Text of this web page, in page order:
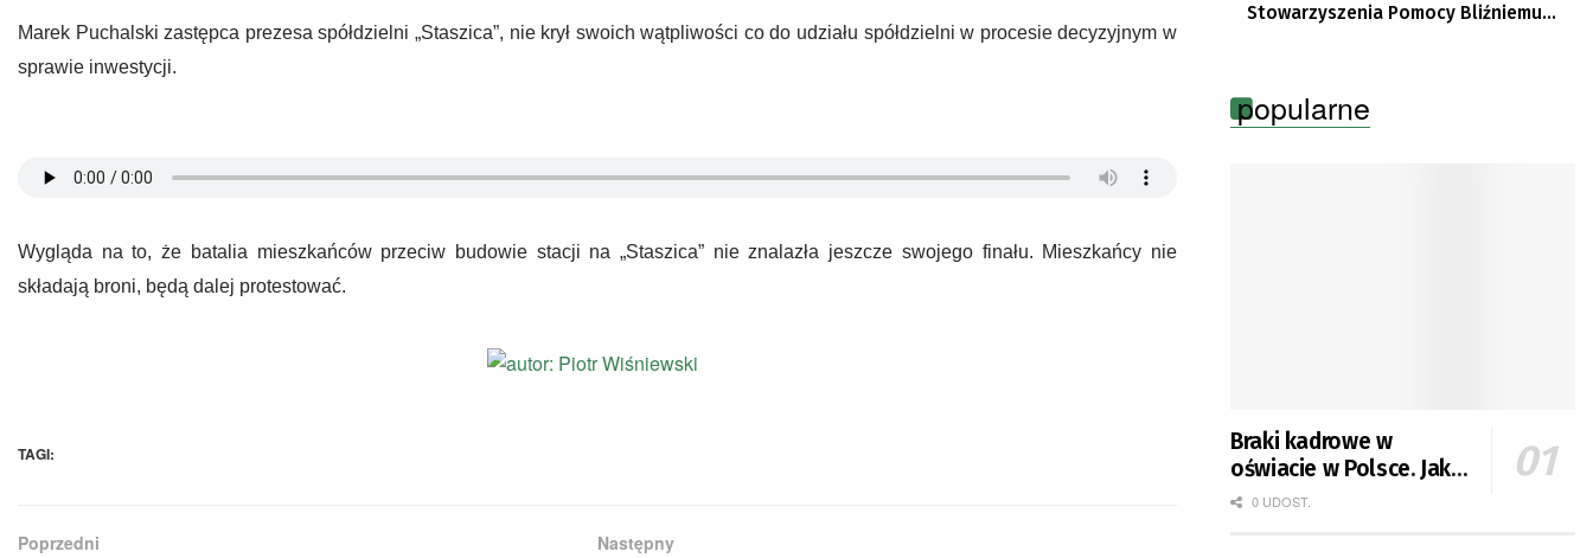
Marek Puchalski zastępca prezesa spółdzielni „Staszica”, nie krył swoich wątpliwości co do udziału spółdzielni w procesie decyzyjnym w
sprawie inwestycji.
Wygląda na to, że batalia mieszkańców przeciw budowie stacji na „Staszica” nie znalazła jeszcze swojego finału. Mieszkańcy nie
składają broni, będą dalej protestować.
TAGI:
Poprzedni Następny
Stowarzyszenia Pomocy Bliźniemu
popularne
Braki kadrowe w
oświacie w Polsce. Jak
jest w Gorzowie?
0 UDOST.